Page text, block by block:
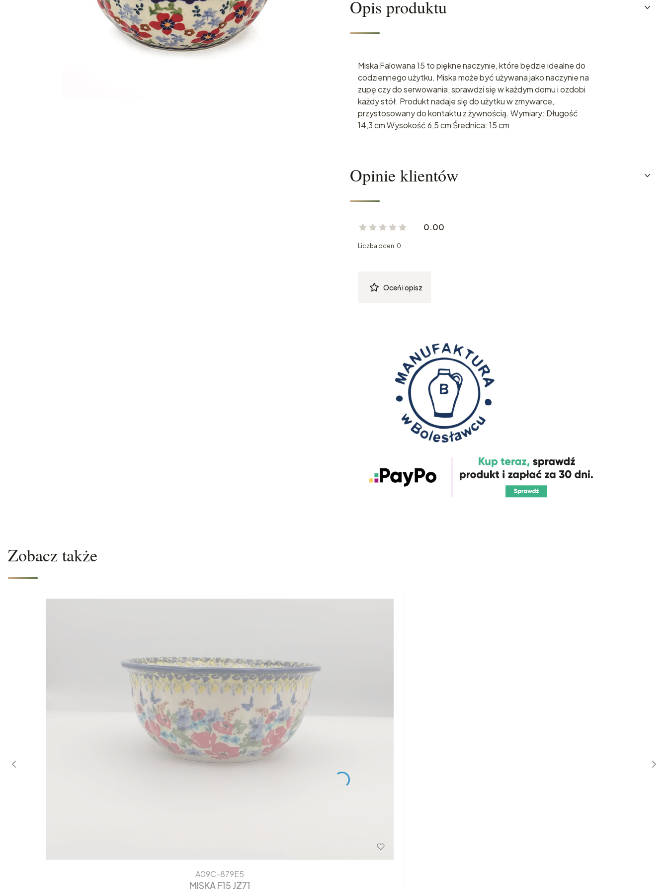
Opis produktu
Miska Falowana 15 to piękne naczynie, które będzie idealne do
codziennego użytku. Miska może być używana jako naczynie na
zupę czy do serwowania, sprawdzi się w każdym domu i ozdobi
każdy stół. Produkt nadaje się do użytku w zmywarce,
przystosowany do kontaktu z żywnością. Wymiary: Długość
14,3 cm Wysokość 6,5 cm Średnica: 15 cm
Opinie klientów
0.00
Liczba ocen: 0
Oceń i opisz
Zobacz także
A09C-879E5
MISKA F15 JZ71